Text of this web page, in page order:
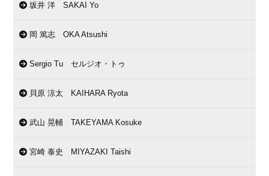
坂井 洋 SAKAI Yo
岡 篤志 OKA Atsushi
Sergio Tu セルジオ・トゥ
貝原 涼太 KAIHARA Ryota
武山 晃輔 TAKEYAMA Kosuke
宮崎 泰史 MIYAZAKI Taishi